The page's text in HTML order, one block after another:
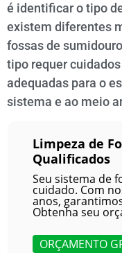
é identificar o tipo
existem diferentes
fossas de
tipo requer
adequadas para o
sistema e ao meio
Limpeza de
Qualificados
Seu sistema de
cuidado. Com
anos,
Obtenha seu
ORÇAMENTO